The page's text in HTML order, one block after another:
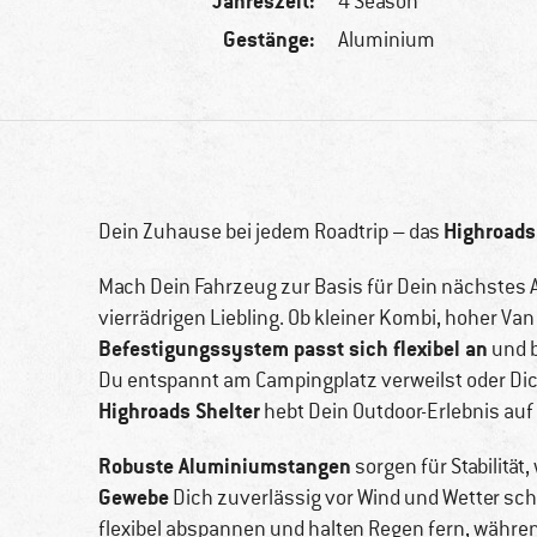
Gestänge: Aluminium
Dein Zuhause bei jedem Roadtrip – das
Mach Dein Fahrzeug zur Basis für Dein
vierrädrigen Liebling. Ob kleiner Kombi, hoher
Befestigungssystem passt sich flexibel an und
Du entspannt am Campingplatz verweilst oder
Highroads Shelterhebt Dein Outdoor-Erlebnis
Robuste Aluminiumstangen sorgen für
GewebeDich zuverlässig vor Wind und Wetter
flexibel abspannen und halten Regen fern,